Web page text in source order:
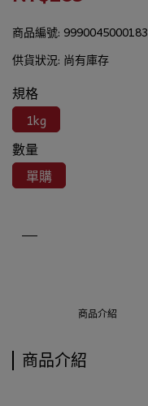
商品編號: 9990045000183
供貨狀況: 尚有庫存
規格
1kg
數量
單購
商品介紹
商品介紹